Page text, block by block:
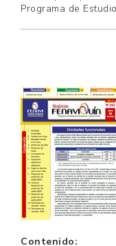
Programa de
Contenido: